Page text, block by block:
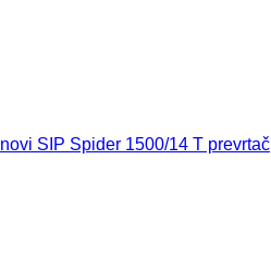
novi SIP Spider 1500/14 T prevrtač